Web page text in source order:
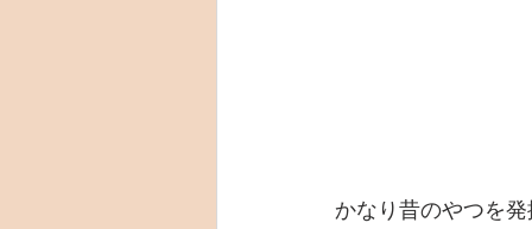
かなり昔のやつを